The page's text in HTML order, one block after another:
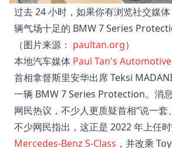
过去 24 小时，如果你有浏览社交媒
辆气场十足的 BMW 7 Series
（图片来源： paultan.org）
本地汽车媒体 Paul Tan's
首相拿督斯里安华出席 Teksi
一辆 BMW 7 Series Protection。消
网民热议，不少人更质疑首相“说一套
不少网民指出，这正是 2022 年上任
Mercedes-Benz S-Class ，并改乘